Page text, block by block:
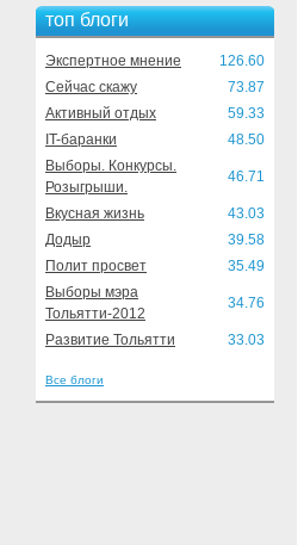
топ блоги
Экспертное мнение
126.60
Сейчас скажу
73.87
Активный отдых
59.33
IT-баранки
48.50
Выборы. Конкурсы.
Розыгрыши.
46.71
Вкусная жизнь
43.03
Додыр
39.58
Полит просвет
35.49
Выборы мэра
Тольятти-2012
34.76
Развитие Тольятти 33.03
Все блоги